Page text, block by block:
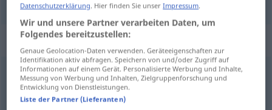
Synonyme für "Destillat"
Essenz,Auszug,Aufguss,Extrakt,Tinktur,Sud
Datenschutzerklärung . Hier finden Sie unserImpressum
Wir und unsere Partner verarbeiten Daten, um
Folgendes bereitzustellen:
Genaue Geolocation-Daten verwenden. Geräteeigenschaften zur
Identifikation aktiv abfragen. Speichern von und/oder Zugriff auf
Informationen auf einem Gerät. Personalisierte Werbung und Inhalte,
Messung von Werbung und Inhalten, Zielgruppenforschung und
Entwicklung von Dienstleistungen.
Liste der Partner (Lieferanten)